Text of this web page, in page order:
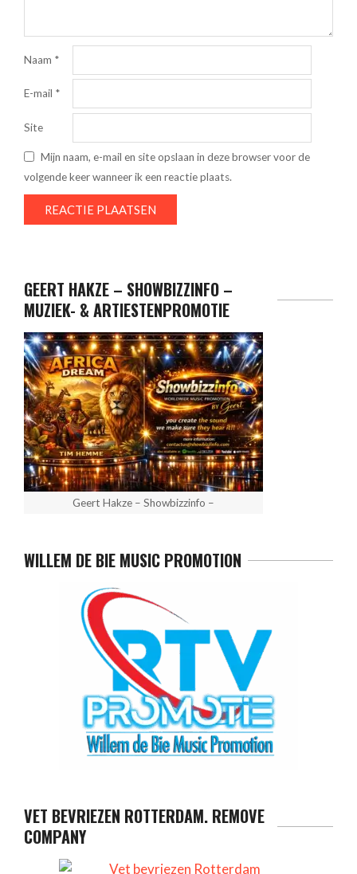
Naam *
E-mail *
Site
Mijn naam, e-mail en site opslaan in deze browser voor de
volgende keer wanneer ik een reactie plaats.
GEERT HAKZE – SHOWBIZZINFO –
MUZIEK- & ARTIESTENPROMOTIE
Geert Hakze – Showbizzinfo –
WILLEM DE BIE MUSIC PROMOTION
VET BEVRIEZEN ROTTERDAM. REMOVE
COMPANY